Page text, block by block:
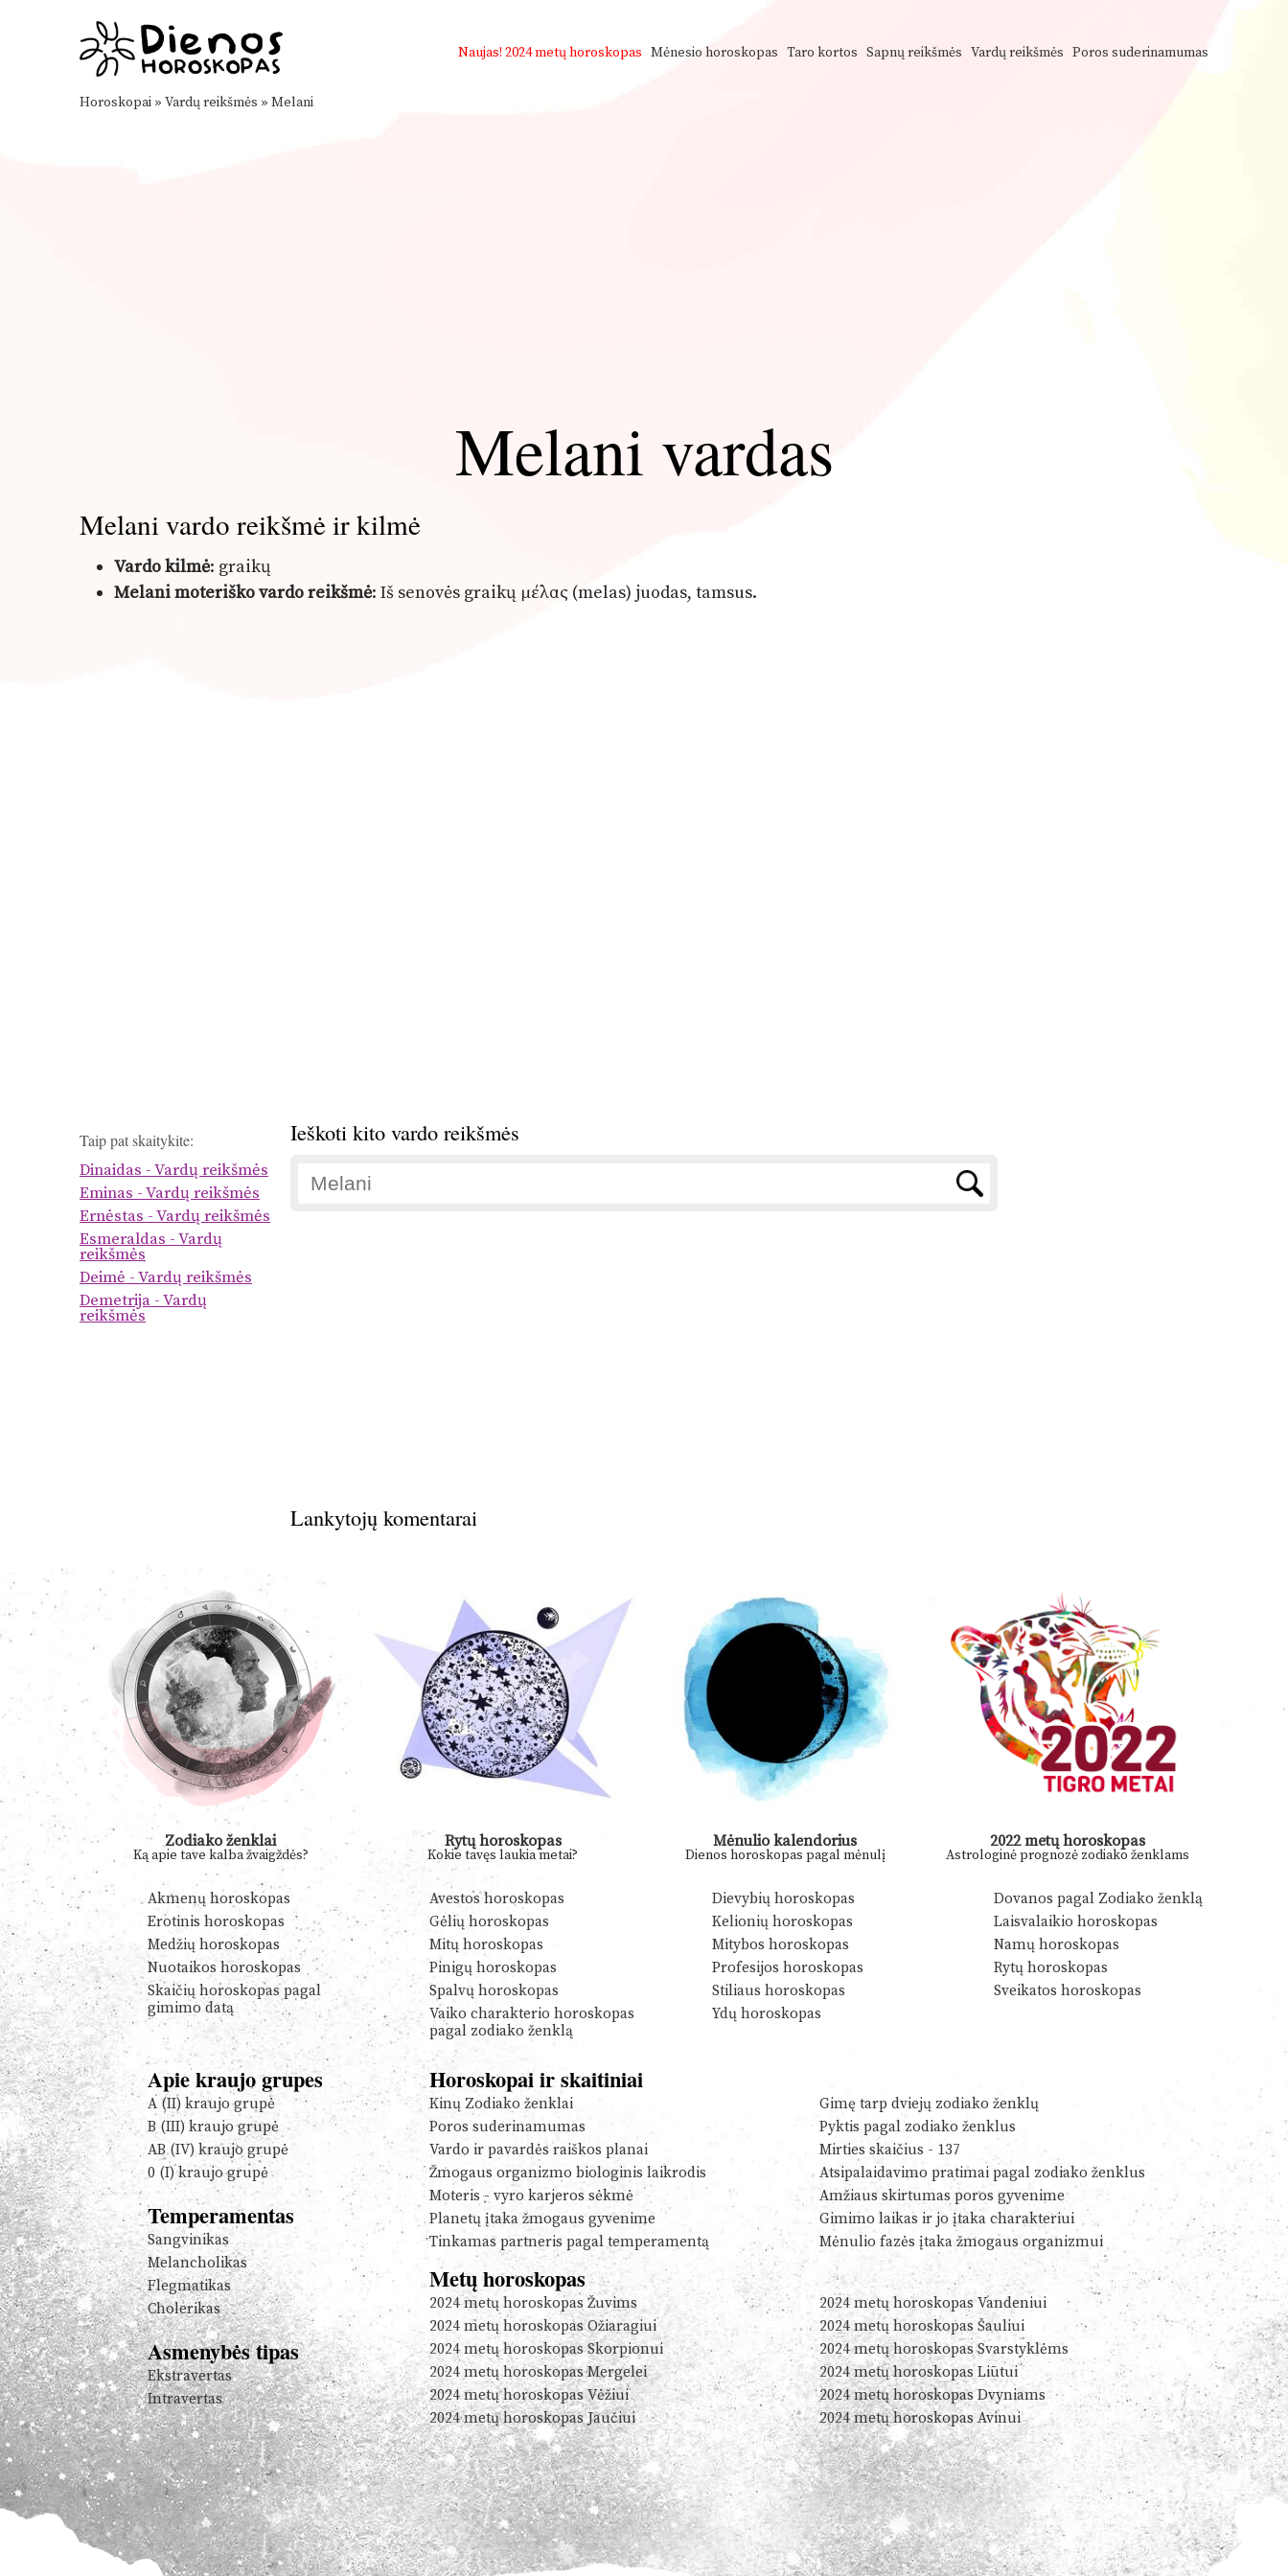
Naujas! 2024 metų horoskopas Mėnesio horoskopas Taro kortos Sapnų reikšmės Vardų reikšmės Poros suderinamumas
Horoskopai » Vardų reikšmės » Melani
Melani vardas
Melani vardo reikšmė ir kilmė
Vardo kilmė: graikų
Melani moteriško vardo reikšmė: Iš senovės graikų μέλας (melas) juodas, tamsus.
Taip pat skaitykite:
Dinaidas - Vardų reikšmės
Eminas - Vardų reikšmės
Ernėstas - Vardų reikšmės
Esmeraldas - Vardų
reikšmės
Deimė - Vardų reikšmės
Demetrija - Vardų
reikšmės
Ieškoti kito vardo reikšmės
Lankytojų komentarai
Zodiako ženklai
Ką apie tave kalba žvaigždės?
Rytų horoskopas
Kokie tavęs laukia metai?
Mėnulio kalendorius
Dienos horoskopas pagal mėnulį
2022 metų horoskopas
Astrologinė prognozė zodiako ženklams
Akmenų horoskopas Avestos horoskopas Dievybių horoskopas
Dovanos pagal Zodiako ženklą
Erotinis horoskopas
Gėlių horoskopas Kelionių horoskopas
Laisvalaikio horoskopas
Medžių horoskopas
Mitų horoskopas Mitybos horoskopas
Namų horoskopas
Nuotaikos horoskopas
Pinigų horoskopas Profesijos horoskopas
Rytų horoskopas
Skaičių horoskopas pagal
gimimo datą
Spalvų horoskopas Stiliaus horoskopas
Sveikatos horoskopas
Vaiko charakterio horoskopas
pagal zodiako ženklą
Ydų horoskopas
Apie kraujo grupes
A (II) kraujo grupė
B (III) kraujo grupė
AB (IV) kraujo grupė
0 (I) kraujo grupė
Temperamentas
Sangvinikas
Melancholikas
Flegmatikas
Cholerikas
Asmenybės tipas
Ekstravertas
Intravertas
Horoskopai ir skaitiniai
Kinų Zodiako ženklai
Gimę tarp dviejų zodiako ženklų
Poros suderinamumas
Pyktis pagal zodiako ženklus
Vardo ir pavardės raiškos planai
Mirties skaičius - 137
Žmogaus organizmo biologinis laikrodis
Atsipalaidavimo pratimai pagal zodiako ženklus
Moteris - vyro karjeros sėkmė
Amžiaus skirtumas poros gyvenime
Planetų įtaka žmogaus gyvenime
Gimimo laikas ir jo įtaka charakteriui
Tinkamas partneris pagal temperamentą
Mėnulio fazės įtaka žmogaus organizmui
Metų horoskopas
2024 metų horoskopas Žuvims
2024 metų horoskopas Vandeniui
2024 metų horoskopas Ožiaragiui
2024 metų horoskopas Šauliui
2024 metų horoskopas Skorpionui
2024 metų horoskopas Svarstyklėms
2024 metų horoskopas Mergelei
2024 metų horoskopas Liūtui
2024 metų horoskopas Vėžiui
2024 metų horoskopas Dvyniams
2024 metų horoskopas Jaučiui
2024 metų horoskopas Avinui